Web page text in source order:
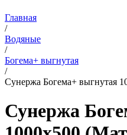
Главная
/
Водяные
/
Богема+ выгнутая
/
Сунержа Богема+ выгнутая
Сунержа